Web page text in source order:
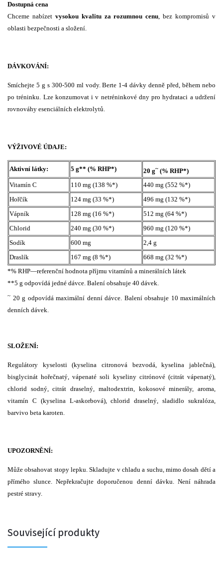
Dostupná cena
Chceme nabízet vysokou kvalitu za rozumnou cenu, bez kompromisů v
oblasti bezpečnosti a složení.
DÁVKOVÁNÍ:
Smíchejte 5 g s 300-500 ml vody. Berte 1-4 dávky denně před, během nebo
po tréninku. Lze konzumovat i v netréninkové dny pro hydrataci a udržení
rovnováhy esenciálních elektrolytů.
VÝŽIVOVÉ ÚDAJE:
Aktivní látky: 5 g** (% RHP*) 20 g~ (% RHP*)
Vitamín C
110 mg (138 %*)
440 mg (552 %*)
Hořčík
124 mg (33 %*)
496 mg (132 %*)
Vápník
128 mg (16 %*)
512 mg (64 %*)
Chlorid
240 mg (30 %*)
960 mg (120 %*)
Sodík
600 mg
2,4 g
Draslík
167 mg (8 %*)
668 mg (32 %*)
*% RHP—referenční hodnota příjmu vitamínů a minerálních látek
**5 g odpovídá jedné dávce. Balení obsahuje 40 dávek.
~ 20 g odpovídá maximální denní dávce. Balení obsahuje 10 maximálních
denních dávek.
SLOŽENÍ:
Regulátory kyselosti (kyselina citronová bezvodá, kyselina jablečná),
bisglycinát hořečnatý, vápenaté soli kyseliny citrónové (citrát vápenatý),
chlorid sodný, citrát draselný, maltodextrin, kokosové minerály, aroma,
vitamín C (kyselina L-askorbová), chlorid draselný, sladidlo sukralóza,
barvivo beta karoten.
UPOZORNĚNÍ:
Může obsahovat stopy lepku. Skladujte v chladu a suchu, mimo dosah dětí a
přímého slunce. Nepřekračujte doporučenou denní dávku. Není náhrada
pestré stravy.
Související produkty